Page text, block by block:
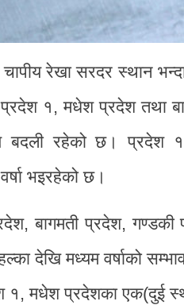
रेखा सरदर स्थान
१, मधेश प्रदेश तथा
बदली रहेको छ। प्रदेश
भइरहेको छ।
बागमती प्रदेश, गण्डकी
देखि मध्यम वर्षाको
१, मधेश प्रदेशका एक(दुई